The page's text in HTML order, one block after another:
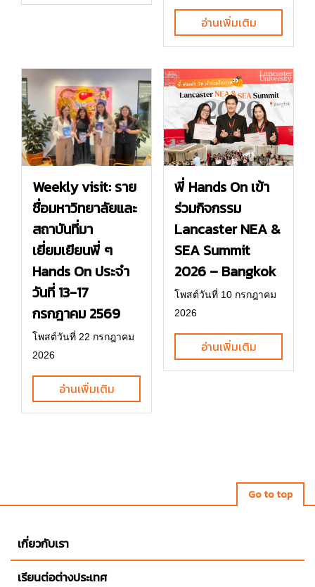
อ่านเพิ่มเติม
Weekly visit: ราย
ชื่อมหาวิทยาลัยและ
สถาบันที่มา
เยี่ยมเยียนพี่ ๆ
Hands On ประจำ
วันที่ 13-17
กรกฎาคม 2569
โพสต์วันที่ 22 กรกฎาคม
2026
อ่านเพิ่มเติม
พี่ Hands On เข้า
ร่วมกิจกรรม
Lancaster NEA &
SEA Summit
2026 – Bangkok
โพสต์วันที่ 10 กรกฎาคม
2026
อ่านเพิ่มเติม
Go to top
เกี่ยวกับเรา
เรียนต่อต่างประเทศ